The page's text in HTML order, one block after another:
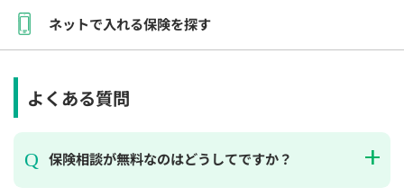
ネットで入れる保険を探す
よくある質問
保険相談が無料なのはどうしてですか？